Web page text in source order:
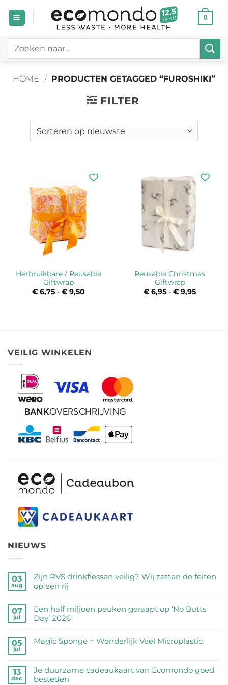
naar
0
Zoeken
HOME / PRODUCTEN GETAGGED “FUROSHIKI”
FILTER
Herbruikbare / Reusable
Giftwrap
€6,75 - €9,50
Reusable Christmas
Giftwrap
€ 6,95 - € 9,95
VEILIG WINKELEN
NIEUWS
03
aug
Zijn RVS drinkflessen veilig? Wij zetten de feiten
op een rij
reacties
op
Zijn
drinkflessen
zetten
de
07
jul
Een half miljoen peuken geraapt op ‘No Butts
Day’ 2026
reacties
half
miljoen
05
jul
Magic Sponge = Wonderlijk Veel Microplastic
op
Magic
13
dec
Je duurzame cadeaukaart van Ecomondo goed
besteden